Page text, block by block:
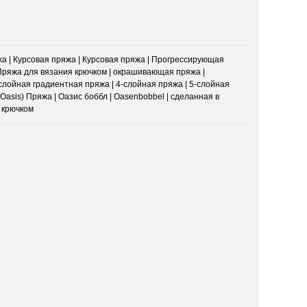
| Курсовая пряжа | Курсовая пряжа | Прогрессирующая
для вязания крючком | окрашивающая пряжа |
градиентная пряжа | 4-слойная пряжа | 5-слойная
Пряжа | Оазис боббл | Oasenbobbel | сделанная в